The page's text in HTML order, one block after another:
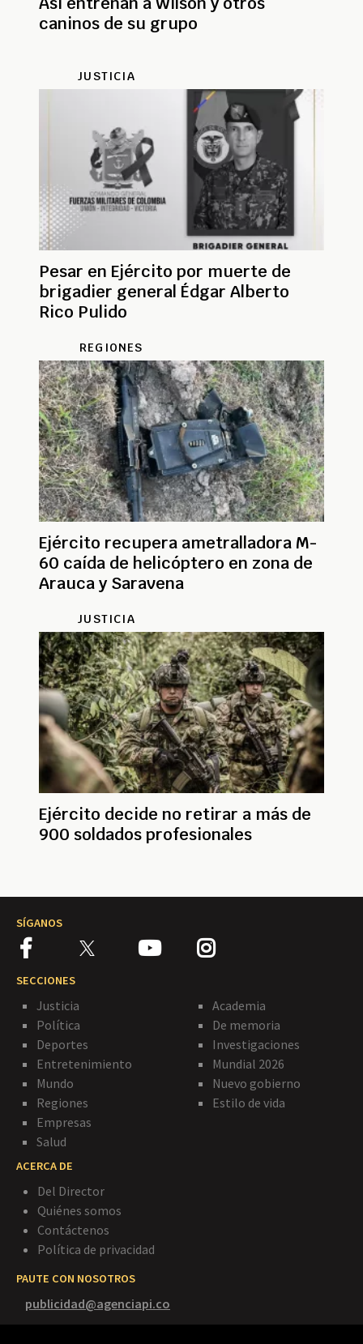
caninos de su grupo
JUSTICIA
Pesar en Ejército por muerte de
brigadier general Édgar Alberto
Rico Pulido
REGIONES
Ejército recupera ametralladora M-
60 caída de helicóptero en zona de
Arauca y Saravena
JUSTICIA
Ejército decide no retirar a más de
900 soldados profesionales
SÍGANOS
SECCIONES
Justicia
Política
Deportes
Entretenimiento
Mundo
Regiones
Empresas
Salud
Academia
De memoria
Investigaciones
Mundial 2026
Nuevo gobierno
Estilo de vida
ACERCA DE
Del Director
Quiénes somos
Contáctenos
Política de privacidad
PAUTE CON NOSOTROS
publicidad@agenciapi.co